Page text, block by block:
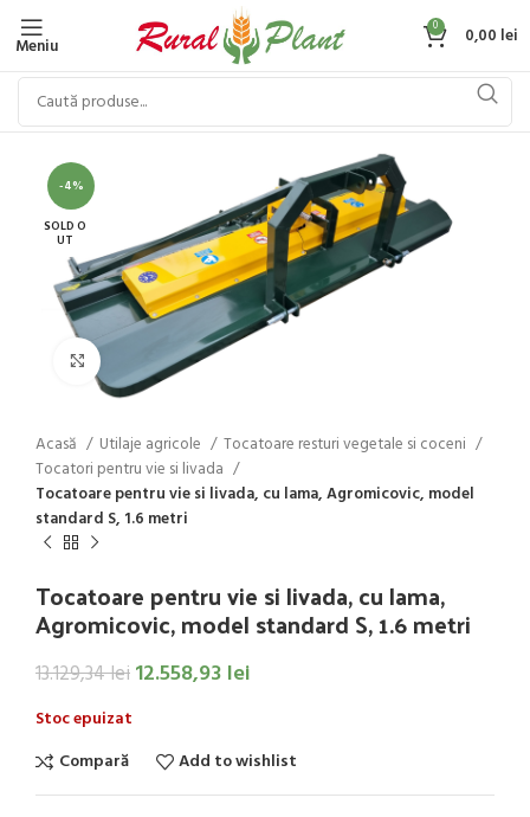
Meniu
0 0,00 lei
-4%
SOLD O
UT
Click to enlarge
Acasă Utilaje agricole
Tocatoare resturi vegetale si coceni
Tocatori pentru vie si livada
Tocatoare pentru vie si livada, cu lama, Agromicovic, model
standard S, 1.6 metri
Tocatoare pentru vie si livada, cu lama,
Agromicovic, model standard S, 1.6 metri
13.129,34lei12.558,93 lei
Stoc epuizat
Compară
Add to wishlist